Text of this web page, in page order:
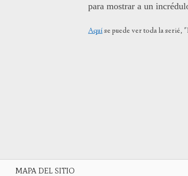
para mostrar a un
Aquíse puede ver toda la serié,
MAPA DEL SITIO